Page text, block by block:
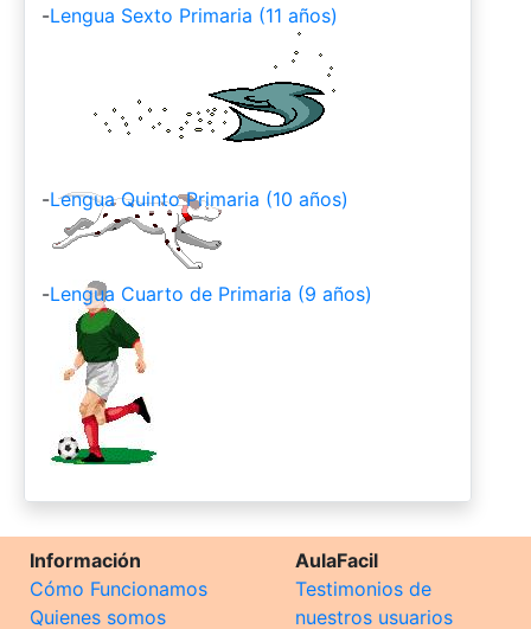
-Lengua Sexto Primaria (11 años)
-Lengua Quinto Primaria (10 años)
-Lengua Cuarto de Primaria (9 años)
Información
Cómo Funcionamos
Quienes somos
AulaFacil
Testimonios de
nuestros usuarios